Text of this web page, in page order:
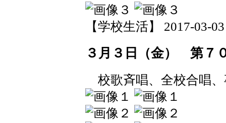
【学校生活】 2017-03-
３月３日（金） 第７
校歌斉唱、全校合唱